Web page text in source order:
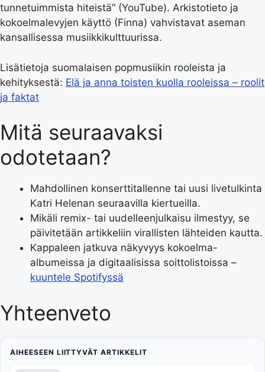
tunnetuimmista hiteistä” (YouTube). Arkistotieto ja
kokoelmalevyjen käyttö (Finna) vahvistavat aseman
kansallisessa musiikkikulttuurissa.
Lisätietoja suomalaisen popmusiikin rooleista ja
kehityksestä: Elä ja anna toisten kuolla rooleissa – roolit
ja faktat
Mitä seuraavaksi
odotetaan?
Mahdollinen konserttitallenne tai uusi livetulkinta
Katri Helenan seuraavilla kiertueilla.
Mikäli remix- tai uudelleenjulkaisu ilmestyy, se
päivitetään artikkeliin virallisten lähteiden kautta.
Kappaleen jatkuva näkyvyys kokoelma-
albumeissa ja digitaalisissa soittolistoissa –
kuuntele Spotifyssä
Yhteenveto
AIHEESEEN LIITTYVÄT ARTIKKELIT